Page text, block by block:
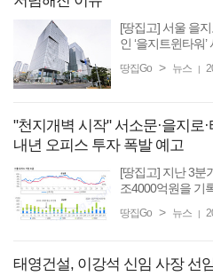
[땅집고] 서울 을
인 ‘을지트윈타워
돌아 이례적이라는 평가
땅집Go > 뉴스 |
"천지개벽 시작" 서소문·을지
내년 오피스 투자 폭발 예고
[땅집고] 지난 3분
조4000억원을 기
래액이 총 20조원
땅집Go > 뉴스 |
태영건설, 이강석 신임 사장 선